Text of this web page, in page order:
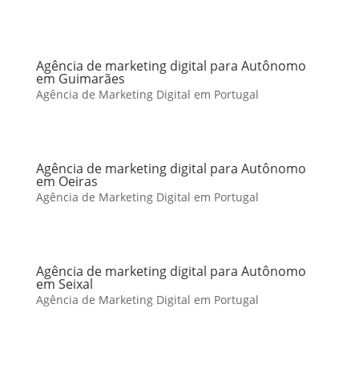
Agência de marketing digital para Autônomo
em Guimarães
Agência de Marketing Digital em Portugal
Agência de marketing digital para Autônomo
em Oeiras
Agência de Marketing Digital em Portugal
Agência de marketing digital para Autônomo
em Seixal
Agência de Marketing Digital em Portugal